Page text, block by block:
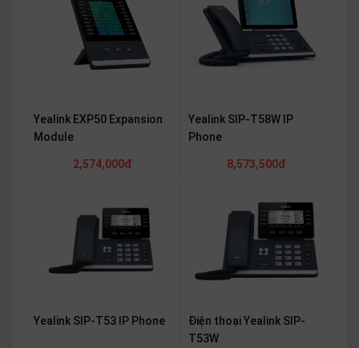
Yealink EXP50 Expansion
Module
2,574,000đ
Yealink SIP-T58W IP
Phone
8,573,500đ
Yealink SIP-T53 IP Phone
Điện thoại Yealink SIP-
T53W
English